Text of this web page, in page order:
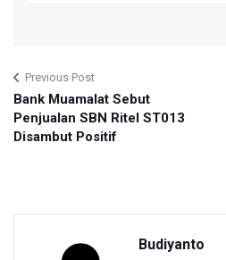
Previous Post
Bank Muamalat Sebut
Penjualan SBN Ritel ST013
Disambut Positif
Budiyanto